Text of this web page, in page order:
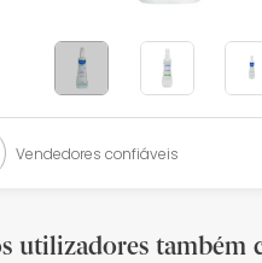
natural
Vendedores confiáveis
utilizadores também